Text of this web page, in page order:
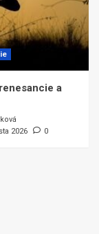
a
2026
0